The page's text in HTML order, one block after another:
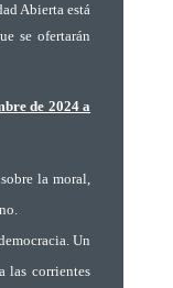
Abierta está
se ofertarán
de 2024 a
la moral,
Un
las corrientes